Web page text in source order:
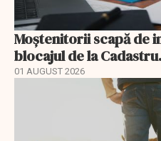
Moștenitorii scapă de
blocajul de la
01 AUGUST 2026